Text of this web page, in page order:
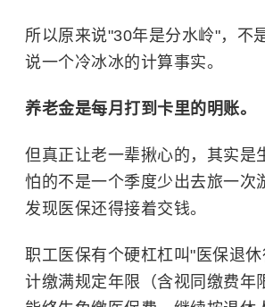
所以原来说"30年是分水岭"，不
说一个冷冰冰的计算事实。
养老金是每月打到卡里的明账。
但真正让老一辈揪心的，其实
怕的不是一个季度少出去旅一次
发现医保还得接着交钱。
职工医保有个硬杠杠叫"医保退
计缴满规定年限（含视同缴费年